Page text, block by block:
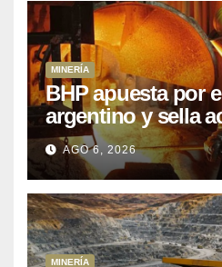
MINERÍA
BHP apuesta por
argentino y sella
Kobrea para siete
AGO 6, 2026
MINERÍA